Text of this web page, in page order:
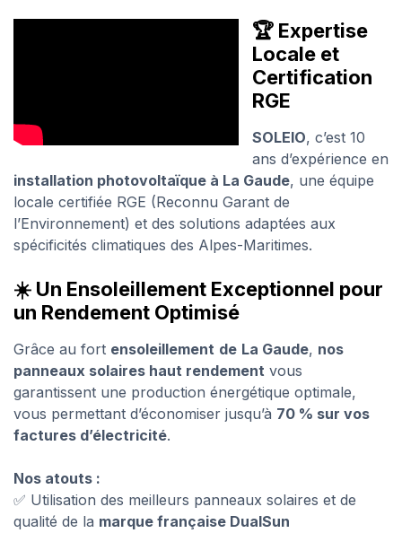
🏆 Expertise
Locale et
Certification
RGE
SOLEIO, c’est 10
ans d’expérience en
installation photovoltaïque à La Gaude, une équipe
locale certifiée RGE (Reconnu Garant de
l’Environnement) et des solutions adaptées aux
spécificités climatiques des Alpes-Maritimes.
☀️ Un Ensoleillement Exceptionnel pour
un Rendement Optimisé
Grâce au fort ensoleillement de La Gaude, nos
panneaux solaires haut rendement vous
garantissent une production énergétique optimale,
vous permettant d’économiser jusqu’à 70 % sur vos
factures d’électricité.
Nos atouts :
✅ Utilisation des meilleurs panneaux solaires et de
qualité de la marque française DualSun